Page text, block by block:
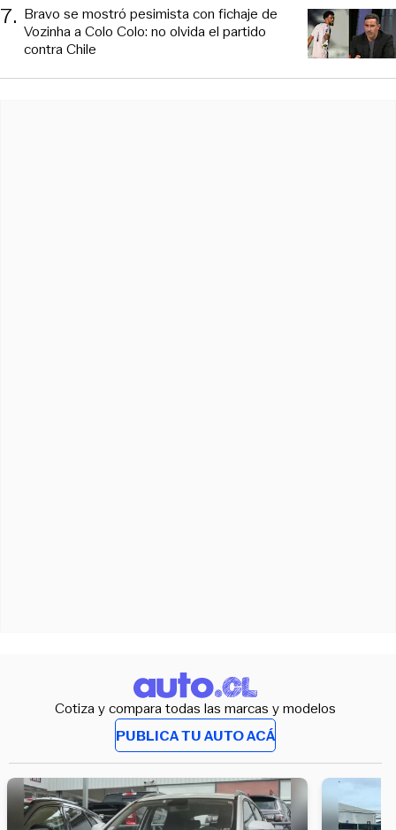
7. Bravo se mostró pesimista con fichaje de
Vozinha a Colo Colo: no olvida el partido
contra Chile
Cotiza y compara todas las marcas y modelos
PUBLICA TU AUTO ACÁ